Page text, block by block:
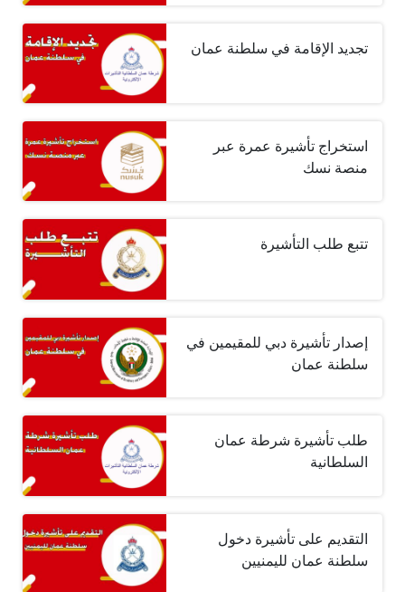
تجديد الإقامة في سلطنة عمان
استخراج تأشيرة عمرة عبر
منصة نسك
تتبع طلب التأشيرة
إصدار تأشيرة دبي للمقيمين في
سلطنة عمان
طلب تأشيرة شرطة عمان
السلطانية
التقديم على تأشيرة دخول
سلطنة عمان لليمنيين